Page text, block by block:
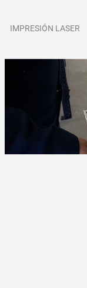
IMPRESIÓN LASER